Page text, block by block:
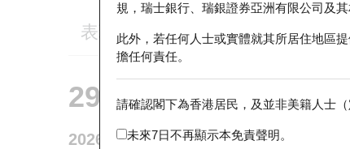
規，瑞士銀行、瑞銀證券亞洲有限公司及
此外，若任何人士或實體就其所居住地區
擔任何責任。
請確認閣下為香港居民，及並非美籍人士
未來7日不再顯示本免責聲明。
表現 街貨統計 比較
29142 瑞銀認購 0981 中芯
2026-08-06 相關資產價格 65.35